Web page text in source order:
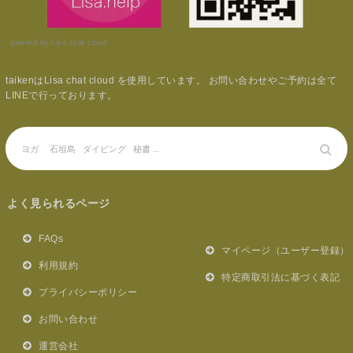
powerd by Lisa chat cloud.
taikenはLisa chat cloud を使用しています。 お問い合わせやご予約は全て
LINEで行っております。
よく見られるページ
FAQs
利用規約
プライバシーポリシー
お問い合わせ
運営会社
マイページ（ユーザー登録）
特定商取引法に基づく表記